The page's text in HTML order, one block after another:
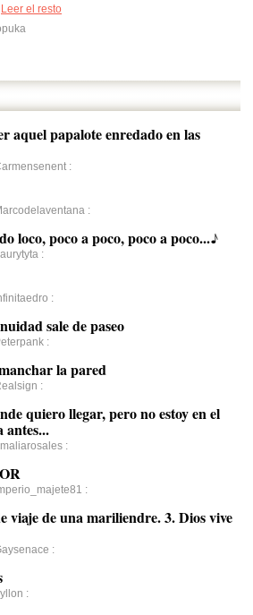
Leer el resto
aquel papalote enredado en las
:
:
loco, poco a poco, poco a poco...♪
:
:
sale de paseo
:
la pared
:
quiero llegar, pero no estoy en el
antes...
:
:
viaje de una mariliendre. 3. Dios vive
:
: